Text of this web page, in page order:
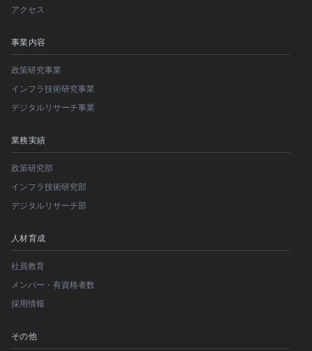
アクセス
事業内容
政策研究事業
インフラ技術研究事業
デジタルリサーチ事業
業務実績
政策研究部
インフラ技術研究部
デジタルリサーチ部
人材育成
社員教育
メンバー・有資格者数
採用情報
その他